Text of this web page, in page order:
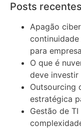
Posts recentes
Apagão
para
O que é
deve investir
Outsourcing
estratégica
Gestão de